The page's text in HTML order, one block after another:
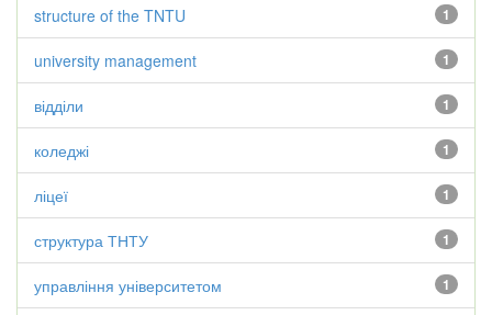
1
structure of the TNTU
1
university management
1
відділи
1
коледжі
1
ліцеї
1
структура ТНТУ
1
управління університетом